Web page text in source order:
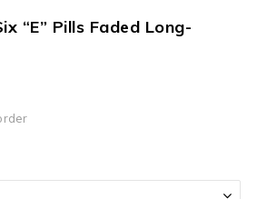
“E” Pills Faded Long-